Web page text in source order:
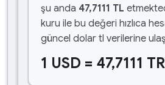
şu anda 47,7111 TL
kuru ile bu değeri hızlıca
güncel dolar tl verilerine
1 USD = 47,7111